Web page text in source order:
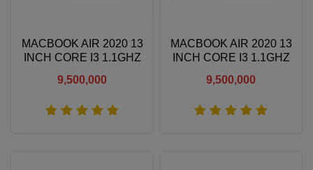
MACBOOK AIR 2020 13
INCH CORE I3 1.1GHZ
9,500,000
MACBOOK AIR 2020 13
INCH CORE I3 1.1GHZ
9,500,000